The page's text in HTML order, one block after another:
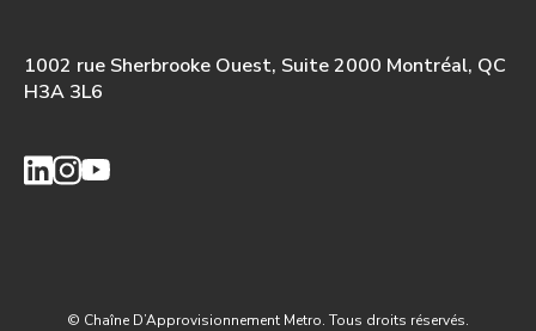
1002 rue Sherbrooke Ouest, Suite 2000 Montréal, QC
H3A 3L6
© Chaîne D’Approvisionnement Metro. Tous droits réservés.